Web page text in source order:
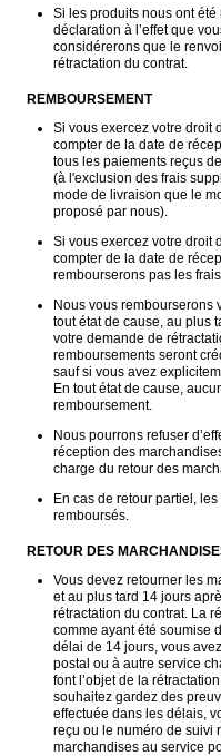
Si les produits nous ont été
déclaration à l’effet que
considérerons que le
rétractation du contrat.
REMBOURSEMENT
Si vous exercez votre droit
compter de la date de
tous les paiements reçus
(à l'exclusion des frais
mode de livraison que le
proposé par nous).
Si vous exercez votre droit
compter de la date de
rembourserons pas les
Nous vous rembourserons
tout état de cause, au plus
votre demande de
remboursements seront
sauf si vous avez
En tout état de cause,
remboursement.
Nous pourrons refuser
réception des
charge du retour des
En cas de retour partiel,
remboursés.
RETOUR DES
Vous devez retourner les
et au plus tard 14 jours
rétractation du contrat. La
comme ayant été soumise
délai de 14 jours, vous
postal ou à autre service
font l’objet de la
souhaitez gardez des
effectuée dans les délais,
reçu ou le numéro de suivi
marchandises au service